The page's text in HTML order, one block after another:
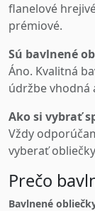
flanelové
prémiové.
Sú bavlnené
Áno. Kvalitná
údržbe vhodná
Ako si vybrať
Vždy
vyberať
Prečo
Bavlnené